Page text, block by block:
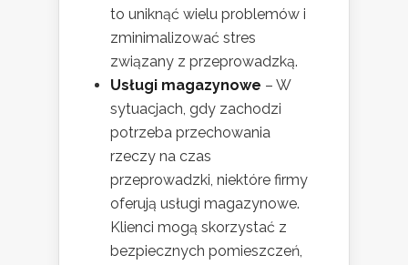
to uniknąć wielu problemów i
zminimalizować stres
związany z przeprowadzką.
Usługi magazynowe – W
sytuacjach, gdy zachodzi
potrzeba przechowania
rzeczy na czas
przeprowadzki, niektóre firmy
oferują usługi magazynowe.
Klienci mogą skorzystać z
bezpiecznych pomieszczeń,